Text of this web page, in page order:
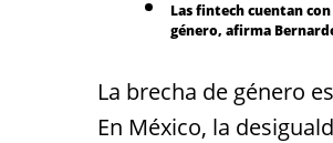
Las fintech cuentan
género, afirma
La brecha de género
En México, la